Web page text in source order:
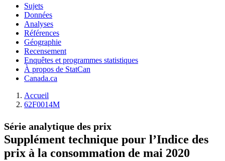
Sujets
Données
Analyses
Références
Géographie
Recensement
Enquêtes et programmes statistiques
À propos de StatCan
Canada.ca
Accueil
62F0014M
Série analytique des prix
Supplément technique pour l’Indice des
prix à la consommation de mai 2020